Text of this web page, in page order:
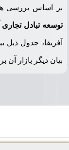
بر اساس بررسی
توسعه تبادل تجاری
آفریقا، جدول ذیل
بیان دیگر بازار